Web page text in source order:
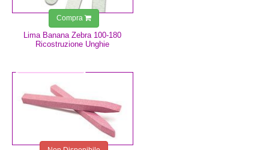
Lima Banana Zebra 100-180
Ricostruzione Unghie
Compra